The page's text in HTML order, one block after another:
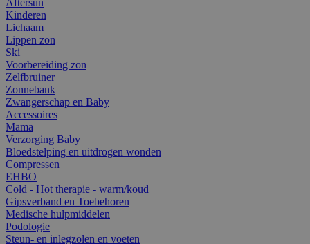
Kinderen
Lichaam
Lippen zon
Ski
Voorbereiding zon
Zelfbruiner
Zonnebank
Zwangerschap en Baby
Accessoires
Mama
Verzorging Baby
Bloedstelping en uitdrogen wonden
Compressen
EHBO
Cold - Hot therapie - warm/koud
Gipsverband en Toebehoren
Medische hulpmiddelen
Podologie
Steun- en inlegzolen en voeten